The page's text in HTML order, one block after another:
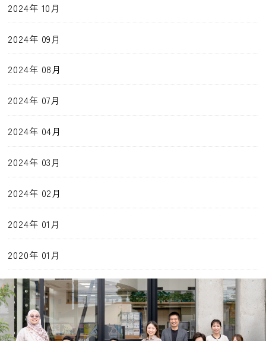
2024年 10月
2024年 09月
2024年 08月
2024年 07月
2024年 04月
2024年 03月
2024年 02月
2024年 01月
2020年 01月